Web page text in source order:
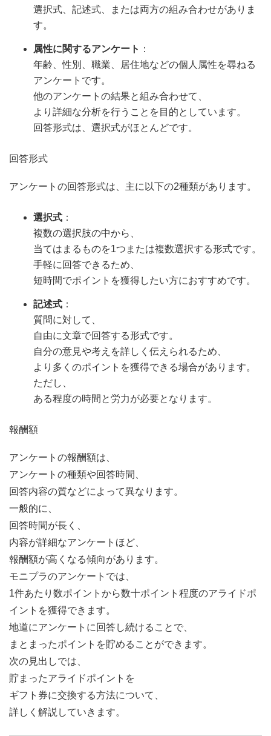
選択式、記述式、または両方の組み合わせがありま
す。
属性に関するアンケート ：
年齢、性別、職業、居住地などの個人属性を尋ねる
アンケートです。
他のアンケートの結果と組み合わせて、
より詳細な分析を行うことを目的としています。
回答形式は、選択式がほとんどです。
回答形式
アンケートの回答形式は、主に以下の2種類があります。
選択式 ：
複数の選択肢の中から、
当てはまるものを1つまたは複数選択する形式です。
手軽に回答できるため、
短時間でポイントを獲得したい方におすすめです。
記述式 ：
質問に対して、
自由に文章で回答する形式です。
自分の意見や考えを詳しく伝えられるため、
より多くのポイントを獲得できる場合があります。
ただし、
ある程度の時間と労力が必要となります。
報酬額
アンケートの報酬額は、
アンケートの種類や回答時間、
回答内容の質などによって異なります。
一般的に、
回答時間が長く、
内容が詳細なアンケートほど、
報酬額が高くなる傾向があります。
モニプラのアンケートでは、
1件あたり数ポイントから数十ポイント程度のアライドポ
イントを獲得できます。
地道にアンケートに回答し続けることで、
まとまったポイントを貯めることができます。
次の見出しでは、
貯まったアライドポイントを
ギフト券に交換する方法について、
詳しく解説していきます。